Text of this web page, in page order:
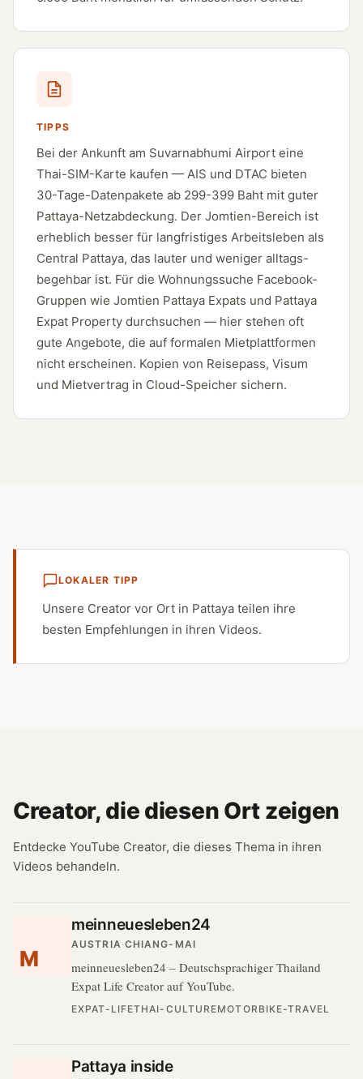
TIPPS
Bei der Ankunft am Suvarnabhumi Airport eine
Thai-SIM-Karte kaufen — AIS und DTAC bieten
30-Tage-Datenpakete ab 299-399 Baht mit guter
Pattaya-Netzabdeckung. Der Jomtien-Bereich ist
erheblich besser für langfristiges Arbeitsleben als
Central Pattaya, das lauter und weniger alltags-
begehbar ist. Für die Wohnungssuche Facebook-
Gruppen wie Jomtien Pattaya Expats und Pattaya
Expat Property durchsuchen — hier stehen oft
gute Angebote, die auf formalen Mietplattformen
nicht erscheinen. Kopien von Reisepass, Visum
und Mietvertrag in Cloud-Speicher sichern.
LOKALER TIPP
Unsere Creator vor Ort in Pattaya teilen ihre
besten Empfehlungen in ihren Videos.
Creator, die diesen Ort zeigen
Entdecke YouTube Creator, die dieses Thema in ihren
Videos behandeln.
M
meinneuesleben24
AUSTRIA·CHIANG-MAI
meinneuesleben24 – Deutschsprachiger Thailand
Expat Life Creator auf YouTube.
EXPAT-LIFETHAI-CULTUREMOTORBIKE-TRAVEL
Pattaya inside